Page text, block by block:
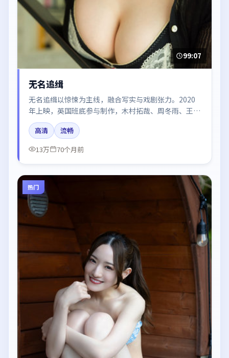
99:07
无名追缉
无名追缉以惊悚为主线，融合写实与戏剧张力。2020
年上映，英国班底参与制作，木村拓哉、周冬雨、王景
春、张译、黄渤在片中呈现细腻表演，影像风格统一，
配乐与剪辑强化了情绪曲线。
高清
流畅
13万
70个月前
热门